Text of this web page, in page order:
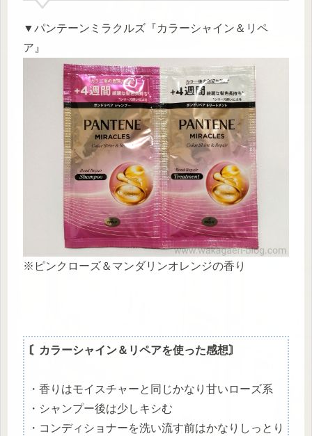
▼パンテーンミラクルズ『カラーシャイン＆リペ
ア』
※ピンクローズ＆マンダリンオレンジの香り
〘カラーシャイン＆リペアを使った感想〙
・香りはモイスチャーと同じかなり甘いローズ系
・シャンプー後は少しキシむ
・コンディショナーを洗い流す前はかなりしっとり